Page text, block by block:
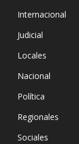
Internacional
Judicial
Locales
Nacional
Política
Regionales
Sociales